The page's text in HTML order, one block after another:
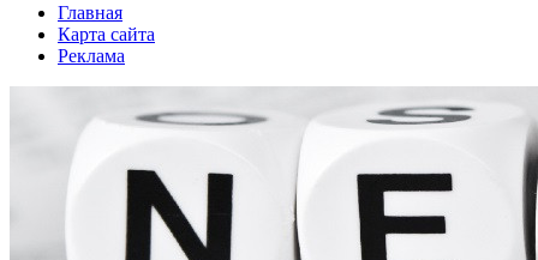
Главная
Карта сайта
Реклама